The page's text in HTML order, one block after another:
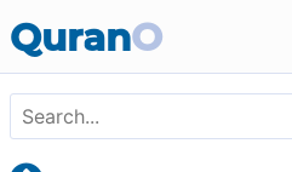
QuranO